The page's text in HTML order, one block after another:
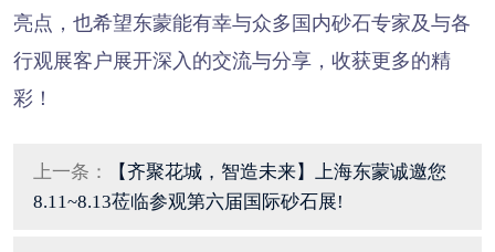
亮点，也希望东蒙能有幸与众多国内砂石专家及与各
行观展客户展开深入的交流与分享，收获更多的精
彩！
上一条：
【齐聚花城，智造未来】上海东蒙诚邀您
8.11~8.13莅临参观第六届国际砂石展!